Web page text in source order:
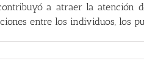
a atraer la atención
entre los individuos, los